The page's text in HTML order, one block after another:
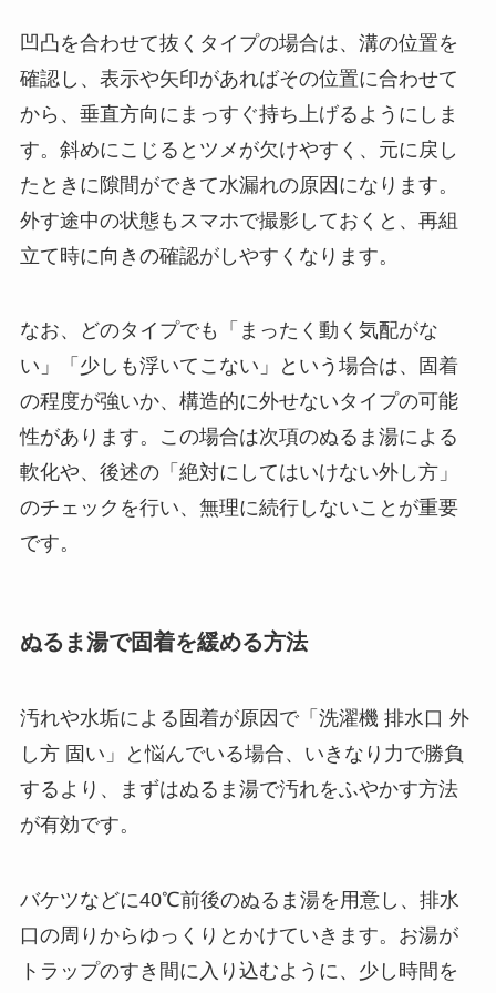
凹凸を合わせて抜くタイプの場合は、溝の位置を
確認し、表示や矢印があればその位置に合わせて
から、垂直方向にまっすぐ持ち上げるようにしま
す。斜めにこじるとツメが欠けやすく、元に戻し
たときに隙間ができて水漏れの原因になります。
外す途中の状態もスマホで撮影しておくと、再組
立て時に向きの確認がしやすくなります。
なお、どのタイプでも「まったく動く気配がな
い」「少しも浮いてこない」という場合は、固着
の程度が強いか、構造的に外せないタイプの可能
性があります。この場合は次項のぬるま湯による
軟化や、後述の「絶対にしてはいけない外し方」
のチェックを行い、無理に続行しないことが重要
です。
ぬるま湯で固着を緩める方法
汚れや水垢による固着が原因で「洗濯機 排水口 外
し方 固い」と悩んでいる場合、いきなり力で勝負
するより、まずはぬるま湯で汚れをふやかす方法
が有効です。
バケツなどに40℃前後のぬるま湯を用意し、排水
口の周りからゆっくりとかけていきます。お湯が
トラップのすき間に入り込むように、少し時間を